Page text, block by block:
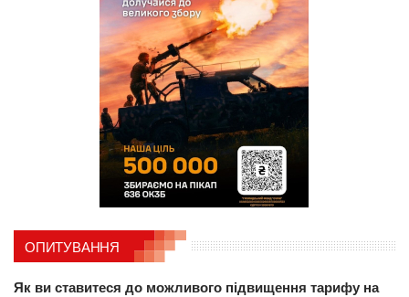
ОПИТУВАННЯ
Як ви ставитеся до можливого підвищення тарифу на